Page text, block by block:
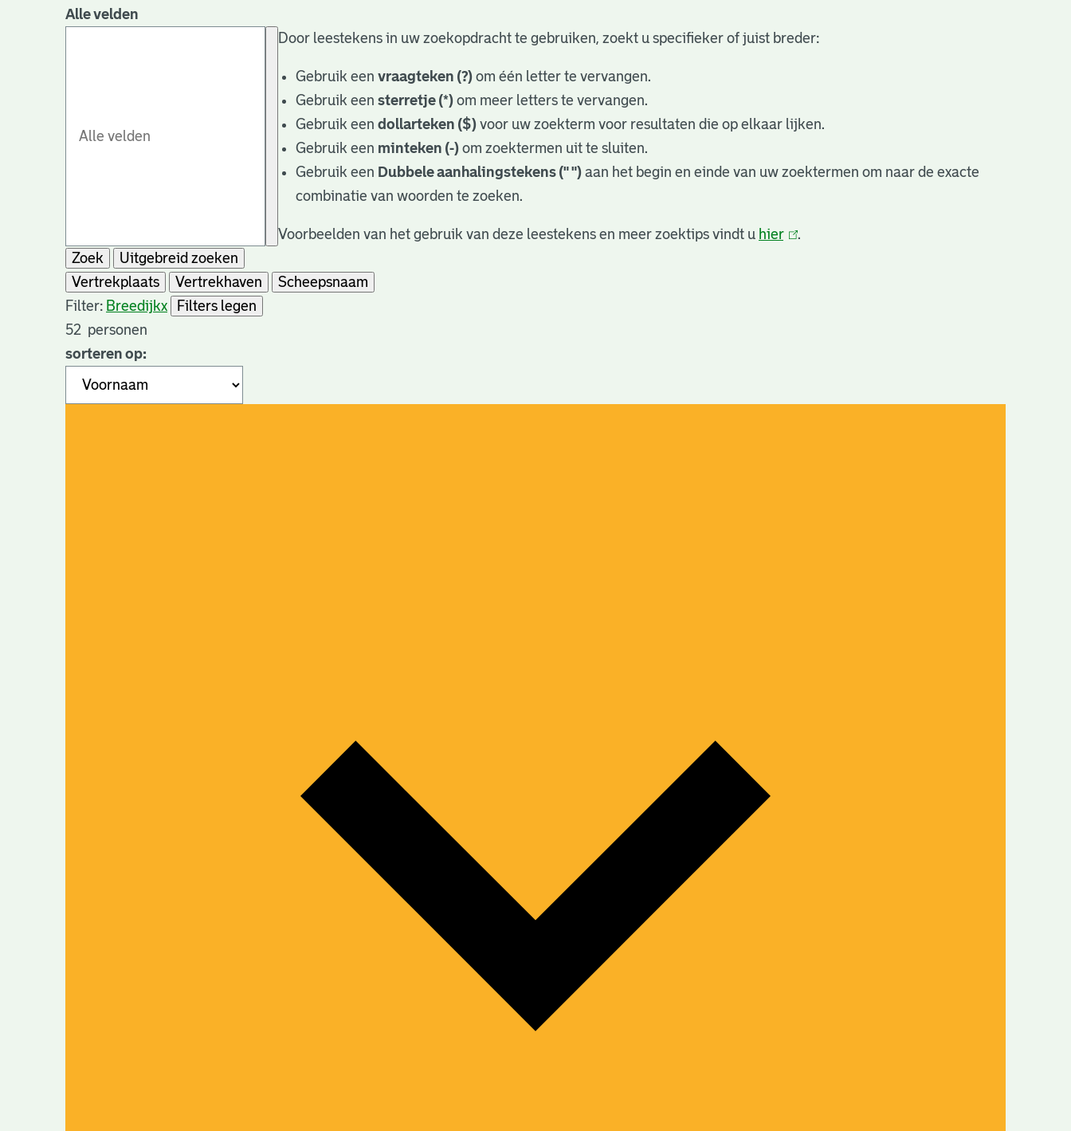
Alle velden
Door leestekens in uw zoekopdracht te gebruiken, zoekt u specifieker of juist breder:
Gebruik eenvraagteken (?) om één letter te vervangen.
Gebruik eensterretje (*) om meer letters te vervangen.
Gebruik eendollarteken ($) voor uw zoekterm voor resultaten die op elkaar lijken.
Gebruik een minteken (-) om zoektermen uit te sluiten.
Gebruik een Dubbele aanhalingstekens (" ") aan het begin en einde van uw zoektermen om naar de exacte
combinatie van woorden te zoeken.
Voorbeelden van het gebruik van deze leestekens en meer zoektips vindt u hier(link
.
Zoek
Uitgebreid zoeken
Vertrekplaats
Vertrekhaven
Scheepsnaam
Filter: Breedijkx
Filters legen
52 personen
sorteren op: